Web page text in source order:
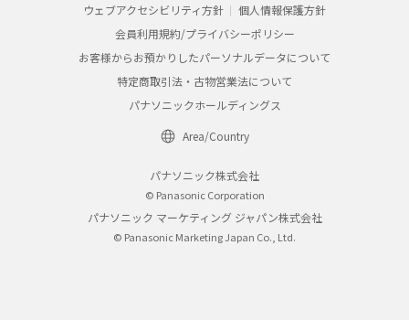
ウェブアクセシビリティ方針
個人情報保護方針
会員利用規約/プライバシーポリシー
お客様からお預かりしたパーソナルデータについて
特定商取引法・古物営業法について
パナソニックホールディングス
Area/Country
パナソニック株式会社
© Panasonic Corporation
パナソニック マーケティング ジャパン株式会社
© Panasonic Marketing Japan Co., Ltd.